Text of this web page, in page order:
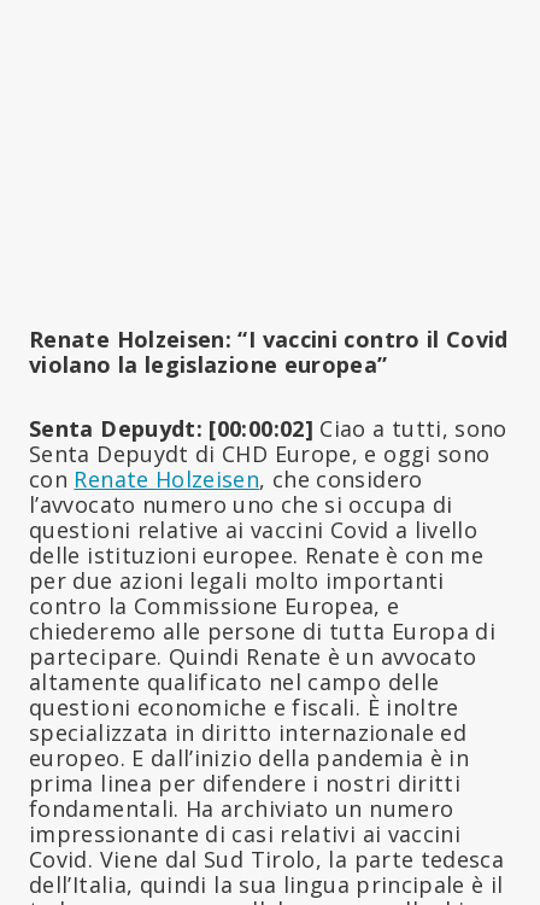
Renate Holzeisen: “I vaccini contro il Covid
violano la legislazione europea”
Senta Depuydt: [00:00:02] Ciao a tutti, sono
Senta Depuydt di CHD Europe, e oggi sono
con Renate Holzeisen, che considero
l’avvocato numero uno che si occupa di
questioni relative ai vaccini Covid a livello
delle istituzioni europee. Renate è con me
per due azioni legali molto importanti
contro la Commissione Europea, e
chiederemo alle persone di tutta Europa di
partecipare. Quindi Renate è un avvocato
altamente qualificato nel campo delle
questioni economiche e fiscali. È inoltre
specializzata in diritto internazionale ed
europeo. E dall’inizio della pandemia è in
prima linea per difendere i nostri diritti
fondamentali. Ha archiviato un numero
impressionante di casi relativi ai vaccini
Covid. Viene dal Sud Tirolo, la parte tedesca
dell’Italia, quindi la sua lingua principale è il